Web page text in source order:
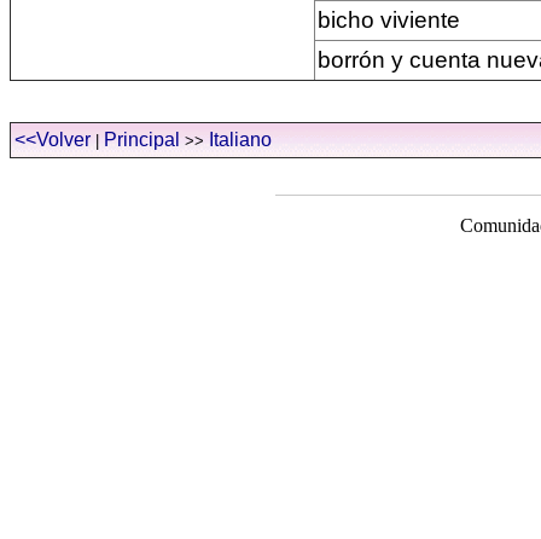
bicho viviente
borrón y cuenta
<<Volver Principal >> Italiano